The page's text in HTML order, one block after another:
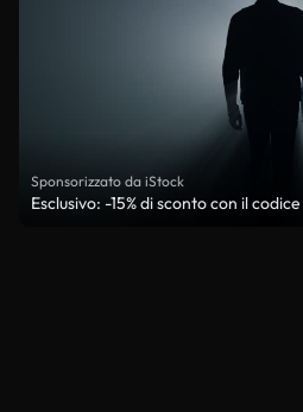
Sponsorizzato da iStock
Esclusivo: -15% di sconto con il codice